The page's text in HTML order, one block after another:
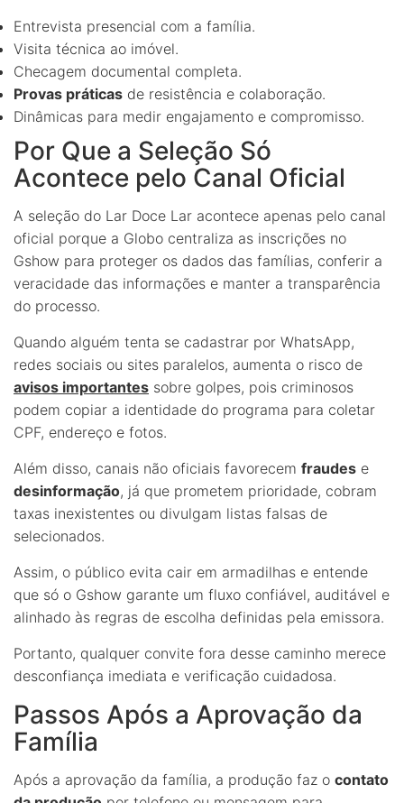
Entrevista presencial com a família.
Visita técnica ao imóvel.
Checagem documental completa.
Provas práticas de resistência e colaboração.
Dinâmicas para medir engajamento e compromisso.
Por Que a Seleção Só
Acontece pelo Canal Oficial
A seleção do Lar Doce Lar acontece apenas pelo canal
oficial porque a Globo centraliza as inscrições no
Gshow para proteger os dados das famílias, conferir a
veracidade das informações e manter a transparência
do processo.
Quando alguém tenta se cadastrar por WhatsApp,
redes sociais ou sites paralelos, aumenta o risco de
avisos importantes sobre golpes, pois criminosos
podem copiar a identidade do programa para coletar
CPF, endereço e fotos.
Além disso, canais não oficiais favorecem fraudes e
desinformação, já que prometem prioridade, cobram
taxas inexistentes ou divulgam listas falsas de
selecionados.
Assim, o público evita cair em armadilhas e entende
que só o Gshow garante um fluxo confiável, auditável e
alinhado às regras de escolha definidas pela emissora.
Portanto, qualquer convite fora desse caminho merece
desconfiança imediata e verificação cuidadosa.
Passos Após a Aprovação da
Família
Após a aprovação da família, a produção faz o contato